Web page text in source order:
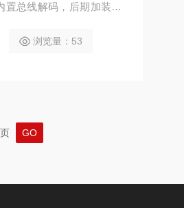
置总线解码，后期加装软
荧光高速捕获、10Mpt
浏览量：53
页